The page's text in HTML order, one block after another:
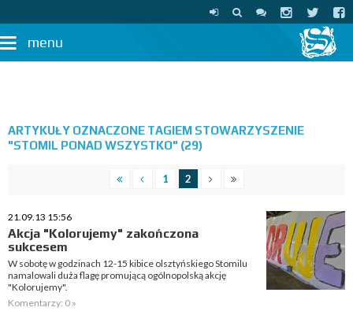
menu
ARTYKUŁY OZNACZONE TAGIEM STOWARZYSZENIE
"STOMIL PONAD WSZYSTKO" (29)
1 2
21.09.13 15:56
Akcja "Kolorujemy" zakończona
sukcesem
W sobotę w godzinach 12-15 kibice olsztyńskiego Stomilu
namalowali duża flagę promującą ogólnopolską akcję
"Kolorujemy".
Komentarzy: 0 »